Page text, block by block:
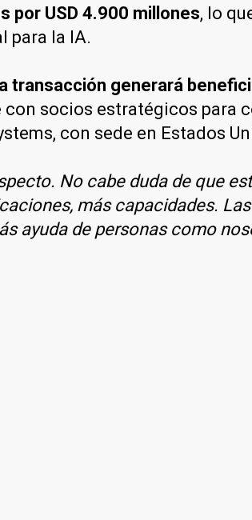
por USD 4.900 millones, lo
para la IA.
la transacción generará
socios estratégicos para
con sede en Estados
No cabe duda de que
más capacidades.
ayuda de personas como